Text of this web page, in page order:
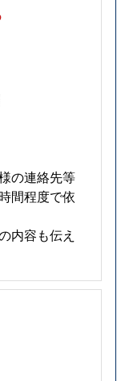
の連絡先等
間程度で依
内容も伝え